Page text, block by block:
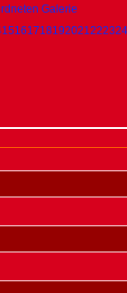
Galerie
15161718192021222324